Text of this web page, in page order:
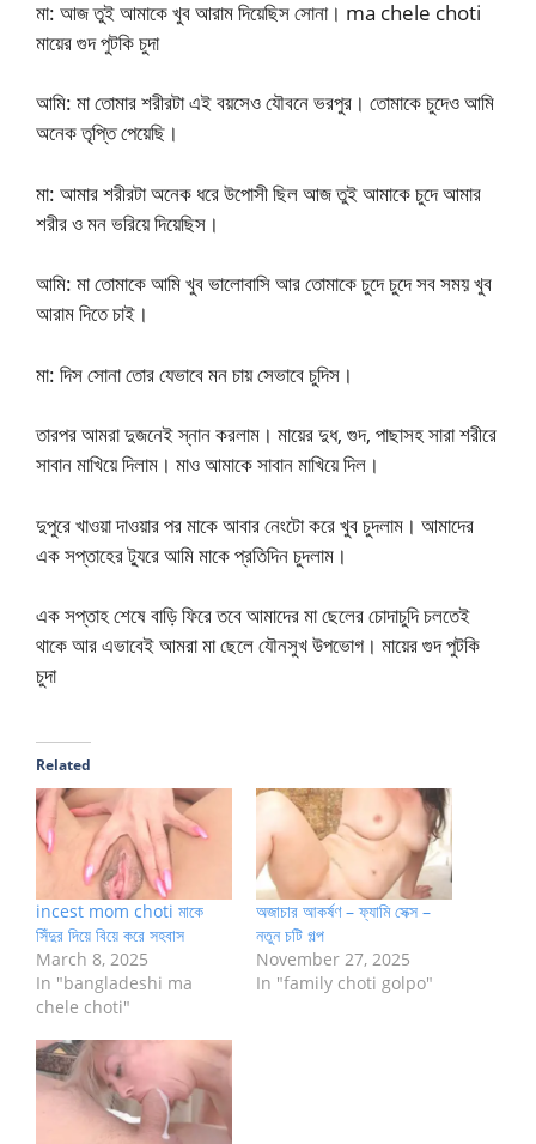
মা: আজ তুই আমাকে খুব আরাম দিয়েছিস সোনা। ma chele choti
মায়ের গুদ পুটকি চুদা
আমি: মা তোমার শরীরটা এই বয়সেও যৌবনে ভরপুর। তোমাকে চুদেও আমি
অনেক তৃপ্তি পেয়েছি।
মা: আমার শরীরটা অনেক ধরে উপোসী ছিল আজ তুই আমাকে চুদে আমার
শরীর ও মন ভরিয়ে দিয়েছিস।
আমি: মা তোমাকে আমি খুব ভালোবাসি আর তোমাকে চুদে চুদে সব সময় খুব
আরাম দিতে চাই।
মা: দিস সোনা তোর যেভাবে মন চায় সেভাবে চুদিস।
তারপর আমরা দুজনেই স্নান করলাম। মায়ের দুধ, গুদ, পাছাসহ সারা শরীরে
সাবান মাখিয়ে দিলাম। মাও আমাকে সাবান মাখিয়ে দিল।
দুপুরে খাওয়া দাওয়ার পর মাকে আবার নেংটো করে খুব চুদলাম। আমাদের
এক সপ্তাহের ট্যুরে আমি মাকে প্রতিদিন চুদলাম।
এক সপ্তাহ শেষে বাড়ি ফিরে তবে আমাদের মা ছেলের চোদাচুদি চলতেই
থাকে আর এভাবেই আমরা মা ছেলে যৌনসুখ উপভোগ। মায়ের গুদ পুটকি
চুদা
Related
incest mom choti মাকে
সিঁদুর দিয়ে বিয়ে করে সহবাস
March 8, 2025
In "bangladeshi ma
chele choti"
অজাচার আকর্ষণ – ফ্যামি সেক্স –
নতুন চটি গল্প
November 27, 2025
In "family choti golpo"